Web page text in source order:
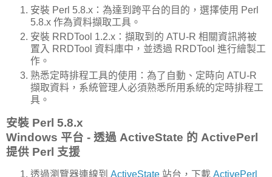
安裝 Perl 5.8.x：為達到跨平台的目的，選擇使用 Perl
5.8.x 作為資料擷取工具。
安裝 RRDTool 1.2.x：擷取到的 ATU-R 相關資訊將被
置入 RRDTool 資料庫中，並透過 RRDTool 進行繪製工
作。
熟悉定時排程工具的使用：為了自動、定時向 ATU-R
擷取資料，系統管理人必須熟悉所用系統的定時排程工
具。
安裝 Perl 5.8.x
Windows 平台 - 透過 ActiveState 的 ActivePerl
提供 Perl 支援
透過瀏覽器連線到 ActiveState 站台，下載 ActivePerl